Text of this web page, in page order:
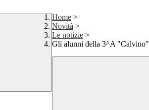
Home >
Novità >
Le notizie >
Gli alunni della 3^A "Calvino"